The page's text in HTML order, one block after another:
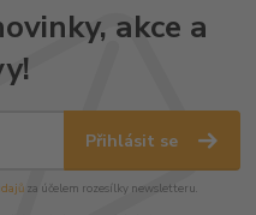
akce a
Přihlásit se
za účelem rozesílky newsletteru.